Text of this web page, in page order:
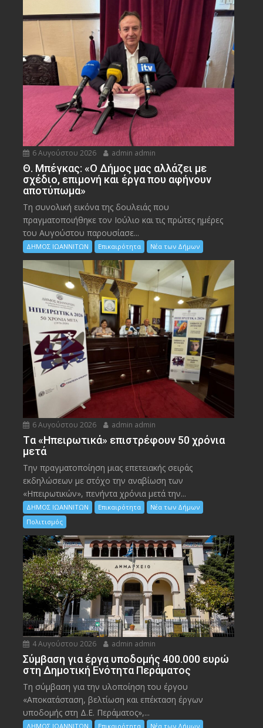
6 Αυγούστου 2026 admin admin
Θ. Μπέγκας: «Ο Δήμος μας αλλάζει με
σχέδιο, επιμονή και έργα που αφήνουν
αποτύπωμα»
Τη συνολική εικόνα της δουλειάς που
πραγματοποιήθηκε τον Ιούλιο και τις πρώτες ημέρες
του Αυγούστου παρουσίασε...
ΔΗΜΟΣ ΙΩΑΝΝΙΤΩΝ Επικαιρότητα Νέα των Δήμων
6 Αυγούστου 2026 admin admin
Tα «Ηπειρωτικά» επιστρέφουν 50 χρόνια
μετά
Την πραγματοποίηση μιας επετειακής σειράς
εκδηλώσεων με στόχο την αναβίωση των
«Ηπειρωτικών», πενήντα χρόνια μετά την...
ΔΗΜΟΣ ΙΩΑΝΝΙΤΩΝ Επικαιρότητα
Νέα των Δήμων
Πολιτισμός
4 Αυγούστου 2026 admin admin
Σύμβαση για έργα υποδομής 400.000 ευρώ
στη Δημοτική Ενότητα Περάματος
Τη σύμβαση για την υλοποίηση του έργου
«Αποκατάσταση, βελτίωση και επέκταση έργων
υποδομής στη Δ.Ε. Περάματος»,...
ΔΗΜΟΣ ΙΩΑΝΝΙΤΩΝ Επικαιρότητα Νέα των Δήμων